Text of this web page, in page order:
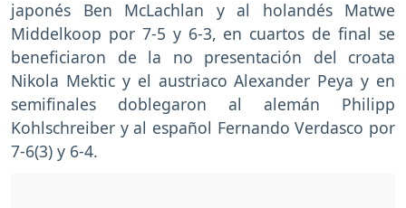
japonés Ben McLachlan y al holandés Matwe
Middelkoop por 7-5 y 6-3, en cuartos de final se
beneficiaron de la no presentación del croata
Nikola Mektic y el austriaco Alexander Peya y en
semifinales doblegaron al alemán Philipp
Kohlschreiber y al español Fernando Verdasco por
7-6(3) y 6-4.